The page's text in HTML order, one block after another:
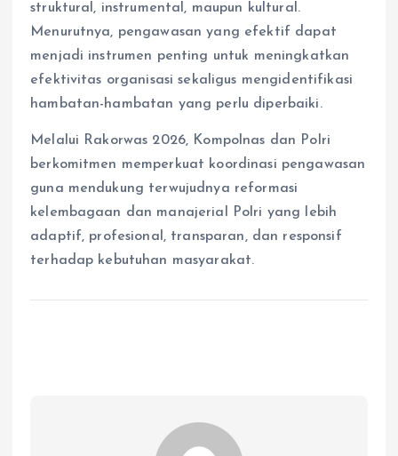
struktural, instrumental, maupun kultural.
Menurutnya, pengawasan yang efektif dapat
menjadi instrumen penting untuk meningkatkan
efektivitas organisasi sekaligus mengidentifikasi
hambatan-hambatan yang perlu diperbaiki.
Melalui Rakorwas 2026, Kompolnas dan Polri
berkomitmen memperkuat koordinasi pengawasan
guna mendukung terwujudnya reformasi
kelembagaan dan manajerial Polri yang lebih
adaptif, profesional, transparan, dan responsif
terhadap kebutuhan masyarakat.